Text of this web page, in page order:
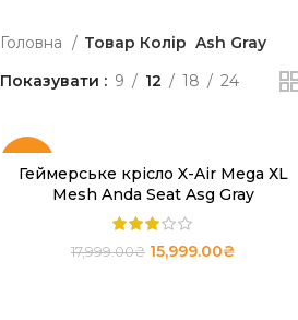
Головна Товар Колір Ash Gray
Показувати
9 12 18 24
-11%
ЧИТАТИ ДАЛІ
Геймерське крісло X-Air Mega ХL
Mesh Anda Seat Asg Gray
17,999.00₴ 15,999.00₴